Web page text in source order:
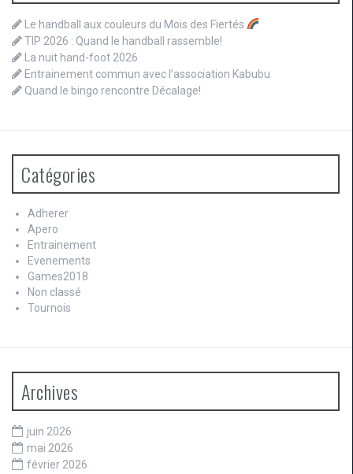
Le handball aux couleurs du Mois des Fiertés
TIP 2026 : Quand le handball rassemble!
La nuit hand-foot 2026
Entrainement commun avec l’association Kabubu
Quand le bingo rencontre Décalage!
Catégories
Adherer
Apero
Entrainement
Evenements
Games2018
Non classé
Tournois
Archives
juin 2026
mai 2026
février 2026